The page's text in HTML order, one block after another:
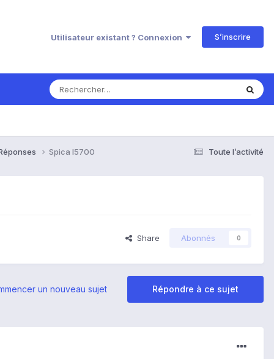
Utilisateur existant ? Connexion S’inscrire
Toute l’activité
Spica I5700
Share Abonnés 0
Répondre à ce sujet
un nouveau sujet